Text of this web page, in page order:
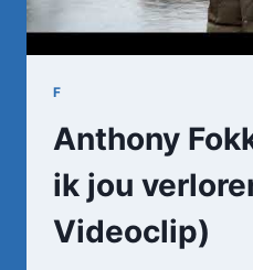
F
Anthony
ik jou
Videoclip)